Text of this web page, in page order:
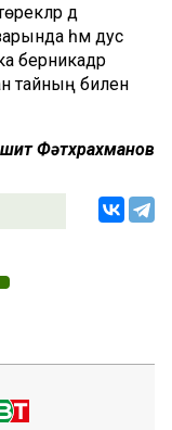
дә
һәм дус
берникадәр
тайның билен
Фәтхрахманов